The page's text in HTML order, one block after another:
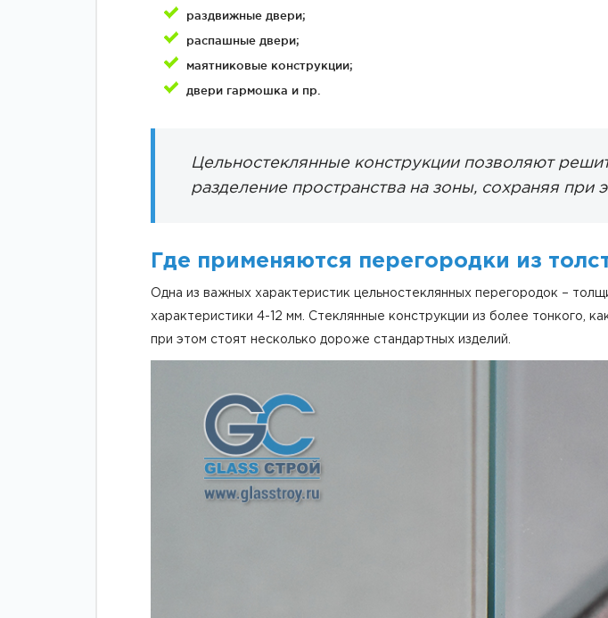
раздвижные двери;
распашные двери;
маятниковые конструкции;
двери гармошка и пр.
Цельностеклянные конструкции позволяют
разделение пространства на зоны, сохраняя при
Где применяются перегородки из
Одна из важных характеристик цельностеклянных перегородок –
характеристики 4-12 мм. Стеклянные конструкции из более тонкого,
при этом стоят несколько дороже стандартных изделий.